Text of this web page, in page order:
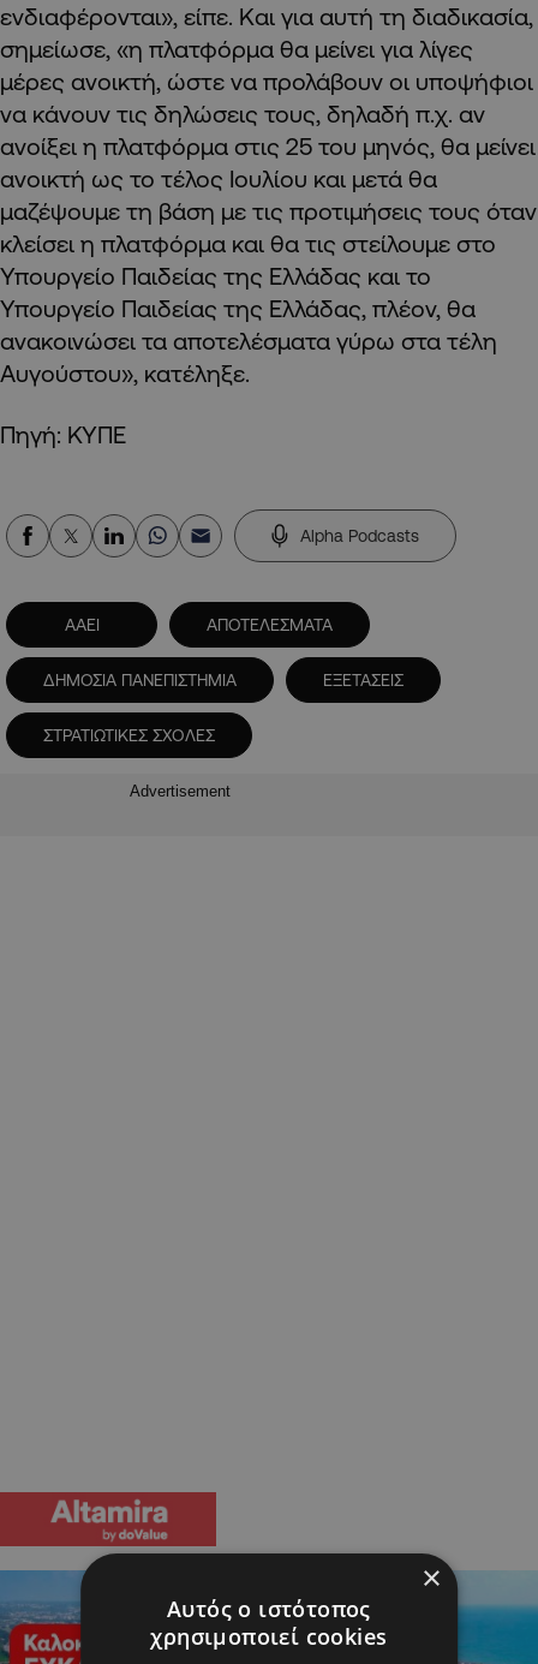
ενδιαφέρονται», είπε. Και για αυτή τη διαδικασία,
σημείωσε, «η πλατφόρμα θα μείνει για λίγες
μέρες ανοικτή, ώστε να προλάβουν οι υποψήφιοι
να κάνουν τις δηλώσεις τους, δηλαδή π.χ. αν
ανοίξει η πλατφόρμα στις 25 του μηνός, θα μείνει
ανοικτή ως το τέλος Ιουλίου και μετά θα
μαζέψουμε τη βάση με τις προτιμήσεις τους όταν
κλείσει η πλατφόρμα και θα τις στείλουμε στο
Υπουργείο Παιδείας της Ελλάδας και το
Υπουργείο Παιδείας της Ελλάδας, πλέον, θα
ανακοινώσει τα αποτελέσματα γύρω στα τέλη
Αυγούστου», κατέληξε.
Πηγή: ΚΥΠΕ
Alpha Podcasts
ΑΑΕΙ ΑΠΟΤΕΛΕΣΜΑΤΑ
ΔΗΜΟΣΙΑ ΠΑΝΕΠΙΣΤΗΜΙΑ ΕΞΕΤΑΣΕΙΣ
ΣΤΡΑΤΙΩΤΙΚΕΣ ΣΧΟΛΕΣ
Advertisement
×
Αυτός ο ιστότοπος
χρησιμοποιεί cookies